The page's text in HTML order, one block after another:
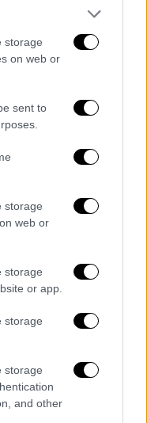
storage
on web or
sent to
storage
web or
storage
or app.
storage
storage
and other
το
στην ουσία δίκασε
εκλεγμένο
παράταξής μας,
όσα
έτσι σε ένα
σε μια
δημόσιο
μόνο στο
προκειμένου
θα βρουν αρραγή
αρχές και τις
, πιστεύει
στοιχειώδη